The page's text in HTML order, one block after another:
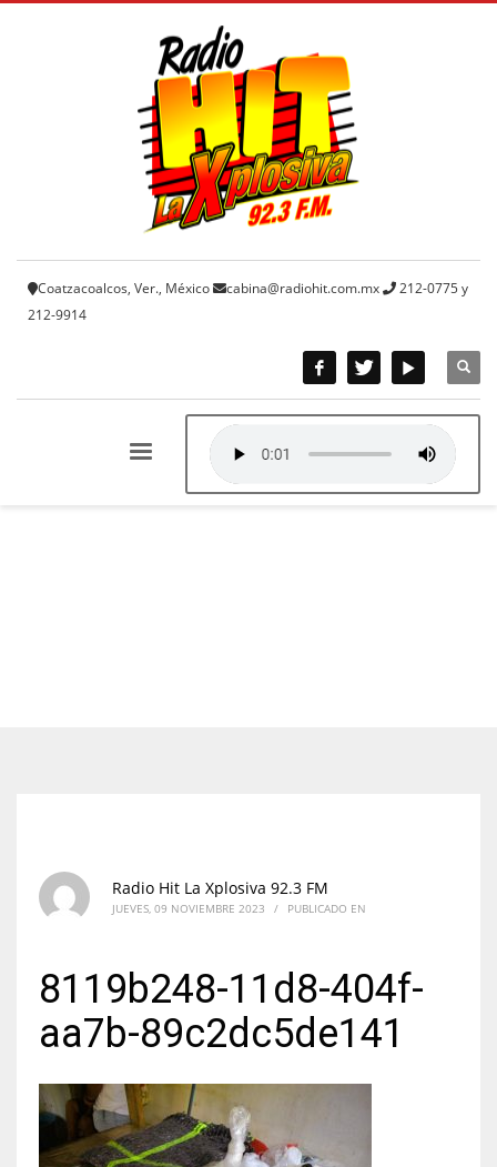
Coatzacoalcos, Ver., México cabina@radiohit.com.mx
212-0775 y
212-9914
Radio Hit La Xplosiva 92.3 FM
JUEVES, 09 NOVIEMBRE 2023 / PUBLICADO EN
8119b248-11d8-404f-
aa7b-89c2dc5de141